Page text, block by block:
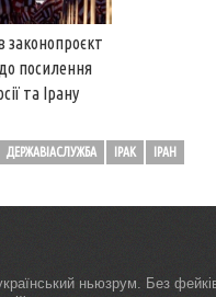
законопроєкт
посилення
та Ірану
ДЕРЖАВІАСЛУЖБА ІРАК ІРАН
ньюзрум. Без